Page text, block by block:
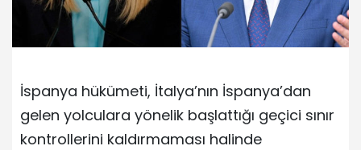
İspanya hükümeti, İtalya’nın İspanya’dan
gelen yolculara yönelik başlattığı geçici sınır
kontrollerini kaldırmaması halinde